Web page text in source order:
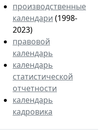
производственные
календари (1998-
2023)
правовой
календарь
календарь
статистической
отчетности
календарь
кадровика